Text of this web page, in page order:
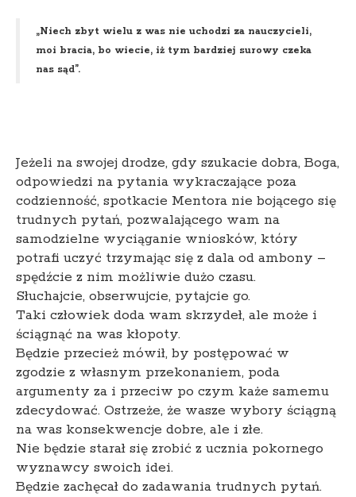
„Niech zbyt wielu z was nie uchodzi za nauczycieli,
moi bracia, bo wiecie, iż tym bardziej surowy czeka
nas sąd”.
Jeżeli na swojej drodze, gdy szukacie dobra, Boga,
odpowiedzi na pytania wykraczające poza
codzienność, spotkacie Mentora nie bojącego się
trudnych pytań, pozwalającego wam na
samodzielne wyciąganie wniosków, który
potrafi uczyć trzymając się z dala od ambony –
spędźcie z nim możliwie dużo czasu.
Słuchajcie, obserwujcie, pytajcie go.
Taki człowiek doda wam skrzydeł, ale może i
ściągnąć na was kłopoty.
Będzie przecież mówił, by postępować w
zgodzie z własnym przekonaniem, poda
argumenty za i przeciw po czym każe samemu
zdecydować. Ostrzeże, że wasze wybory ściągną
na was konsekwencje dobre, ale i złe.
Nie będzie starał się zrobić z ucznia pokornego
wyznawcy swoich idei.
Będzie zachęcał do zadawania trudnych pytań.